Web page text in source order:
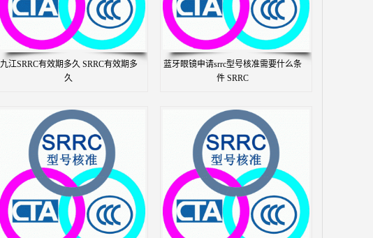
九江SRRC有效期多久 SRRC有效期多
久
蓝牙眼镜申请srrc型号核准需要什么条
件 SRRC